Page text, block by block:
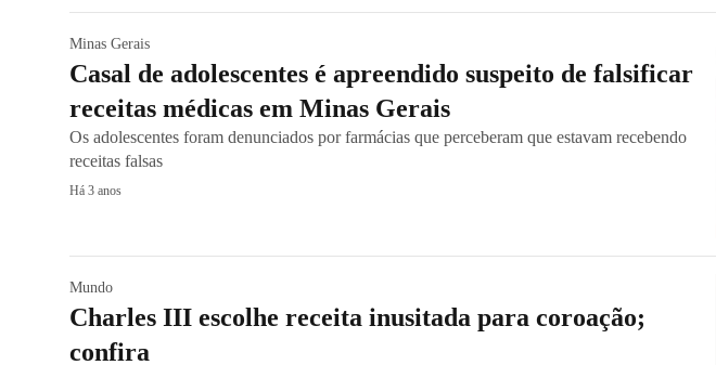
Minas Gerais
Casal de adolescentes é apreendido suspeito de falsificar
receitas médicas em Minas Gerais
Os adolescentes foram denunciados por farmácias que perceberam que estavam recebendo
receitas falsas
Há 3 anos
Mundo
Charles III escolhe receita inusitada para coroação;
confira